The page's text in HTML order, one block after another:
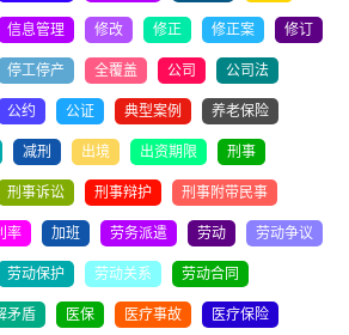
信息管理 修改 修正 修正案 修订
停工停产 全覆盖 公司 公司法
公约 公证 典型案例 养老保险
减刑 出境 出资期限 刑事
刑事诉讼 刑事辩护 刑事附带民事
率 加班 劳务派遣 劳动 劳动争议
劳动保护 劳动关系 劳动合同
矛盾 医保 医疗事故 医疗保险